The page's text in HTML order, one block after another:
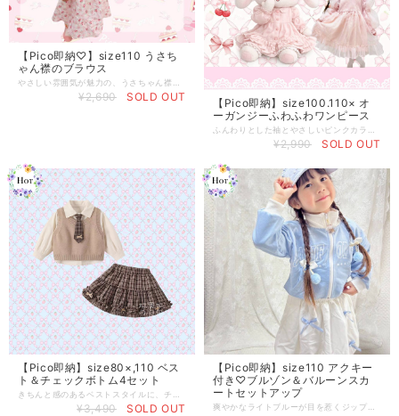
【Pico即納♡】size110 うさち
ゃん襟のブラウス
やさしい雰囲気が魅力の、うさちゃん襟デザインブラウス。 丸みのある襟元が顔まわりをふんわりと可愛く見せてくれます。 シンプルながらも存在感があり、ジャンスカやワンピースとの重ね着にもぴったり。 ナチュラルでガーリーなコーデをぐっと引き立ててくれる一枚です。
¥2,690 SOLD OUT
【Pico即納】size100.110× オ
ーガンジーふわふわワンピース
¥2,990 SOLD OUT
【Pico即納】size80×,110 ベス
ト＆チェックボトム4セット
¥3,490 SOLD OUT
【Pico即納】size110 アクキー
付き♡ブルゾン＆バルーンスカ
ートセットアップ